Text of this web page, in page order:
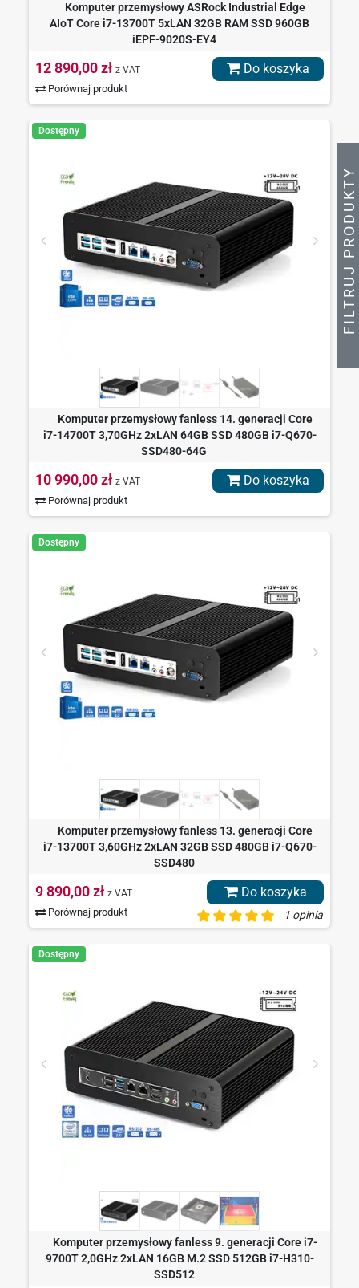
Komputer przemysłowy ASRock Industrial Edge
AIoT Core i7-13700T 5xLAN 32GB RAM SSD 960GB
iEPF-9020S-EY4
12 890,00 zł z VAT
Porównaj produkt
Do koszyka
Dostępny
Komputer przemysłowy fanless 14. generacji Core
i7-14700T 3,70GHz 2xLAN 64GB SSD 480GB i7-Q670-
SSD480-64G
10 990,00 zł z VAT
Porównaj produkt
Do koszyka
Dostępny
1 opinia
Komputer przemysłowy fanless 13. generacji Core
i7-13700T 3,60GHz 2xLAN 32GB SSD 480GB i7-Q670-
SSD480
9 890,00 zł z VAT
Porównaj produkt
Do koszyka
Dostępny
Komputer przemysłowy fanless 9. generacji Core i7-
9700T 2,0GHz 2xLAN 16GB M.2 SSD 512GB i7-H310-
SSD512
Y